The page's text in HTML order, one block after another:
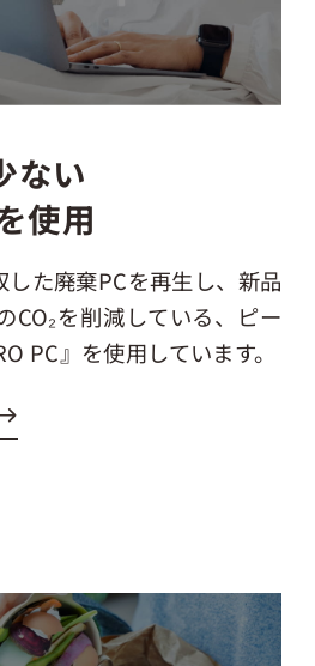
ない
使用
た廃棄PCを再生し、 新品
を削減している、
ピー
PC』を使用しています。